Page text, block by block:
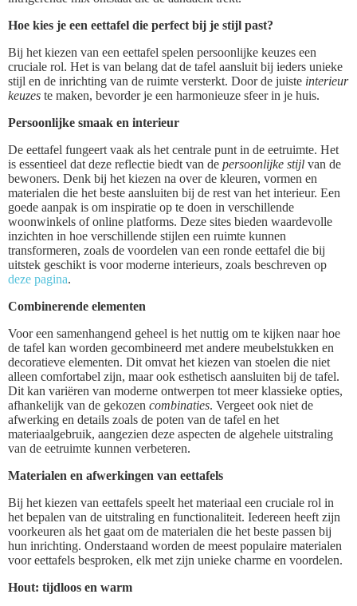
Hoe kies je een eettafel die perfect bij je stijl past?
Bij het kiezen van een eettafel spelen persoonlijke keuzes een
cruciale rol. Het is van belang dat de tafel aansluit bij ieders unieke
stijl en de inrichting van de ruimte versterkt. Door de juiste interieur
keuzes te maken, bevorder je een harmonieuze sfeer in je huis.
Persoonlijke smaak en interieur
De eettafel fungeert vaak als het centrale punt in de eetruimte. Het
is essentieel dat deze reflectie biedt van de persoonlijke stijl van de
bewoners. Denk bij het kiezen na over de kleuren, vormen en
materialen die het beste aansluiten bij de rest van het interieur. Een
goede aanpak is om inspiratie op te doen in verschillende
woonwinkels of online platforms. Deze sites bieden waardevolle
inzichten in hoe verschillende stijlen een ruimte kunnen
transformeren, zoals de voordelen van een ronde eettafel die bij
uitstek geschikt is voor moderne interieurs, zoals beschreven op
deze pagina.
Combinerende elementen
Voor een samenhangend geheel is het nuttig om te kijken naar hoe
de tafel kan worden gecombineerd met andere meubelstukken en
decoratieve elementen. Dit omvat het kiezen van stoelen die niet
alleen comfortabel zijn, maar ook esthetisch aansluiten bij de tafel.
Dit kan variëren van moderne ontwerpen tot meer klassieke opties,
afhankelijk van de gekozen combinaties. Vergeet ook niet de
afwerking en details zoals de poten van de tafel en het
materiaalgebruik, aangezien deze aspecten de algehele uitstraling
van de eetruimte kunnen verbeteren.
Materialen en afwerkingen van eettafels
Bij het kiezen van eettafels speelt het materiaal een cruciale rol in
het bepalen van de uitstraling en functionaliteit. Iedereen heeft zijn
voorkeuren als het gaat om de materialen die het beste passen bij
hun inrichting. Onderstaand worden de meest populaire materialen
voor eettafels besproken, elk met zijn unieke charme en voordelen.
Hout: tijdloos en warm